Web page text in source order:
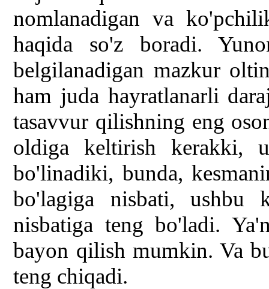
nomlanadigan va
haqida so'z boradi.
belgilanadigan mazkur
ham juda hayratlanarli
tasavvur qilishning eng
oldiga keltirish kerakki,
bo'linadiki, bunda,
bo'lagiga nisbati, ushbu
nisbatiga teng bo'ladi.
bayon qilish mumkin. Va
teng chiqadi.